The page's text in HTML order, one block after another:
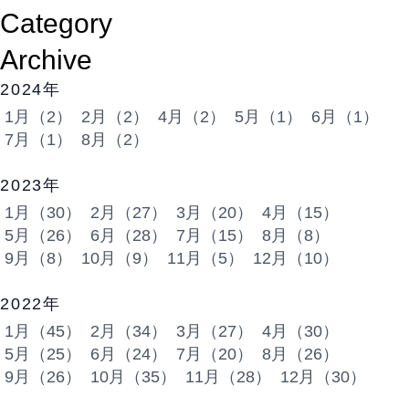
Category
Archive
2024年
1月（2）
2月（2） 4月（2） 5月（1）
6月（1）
7月（1）
8月（2）
2023年
1月（30）
2月（27） 3月（20）
4月（15）
5月（26）
6月（28） 7月（15）
8月（8）
9月（8）
10月（9） 11月（5） 12月（10）
2022年
1月（45）
2月（34） 3月（27）
4月（30）
5月（25）
6月（24） 7月（20）
8月（26）
9月（26）
10月（35） 11月（28） 12月（30）